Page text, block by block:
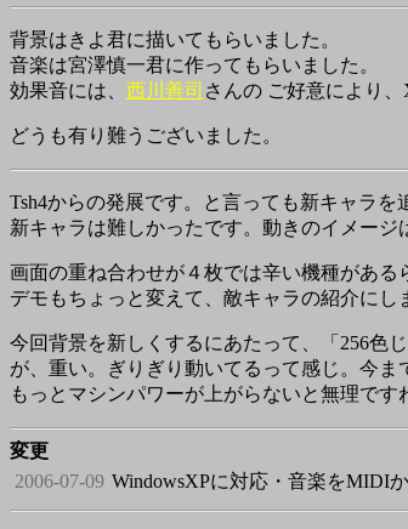
背景はきよ君に描いてもらいました。
音楽は宮澤慎一君に作ってもらいました。
効果音には、 西川善司 さんの ご好意により
どうも有り難うございました。
Tsh4からの発展です。と言っても新キャラ
新キャラは難しかったです。動きのイメー
画面の重ね合わせが４枚では辛い機種がある
デモもちょっと変えて、敵キャラの紹介にし
今回背景を新しくするにあたって、「256色
が、重い。ぎりぎり動いてるって感じ。今ま
もっとマシンパワーが上がらないと無理です
変更
2006-07-09 WindowsXPに対応・音楽をMIDI